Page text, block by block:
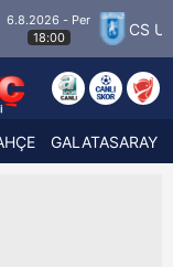
- Per
CS
GALATASARAY